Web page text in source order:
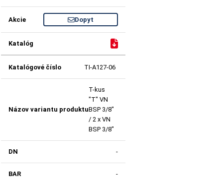
Dopyt
TI-A127-06
T-kus
"T" VN
BSP 3/8"
/ 2 x VN
BSP 3/8"
-
-